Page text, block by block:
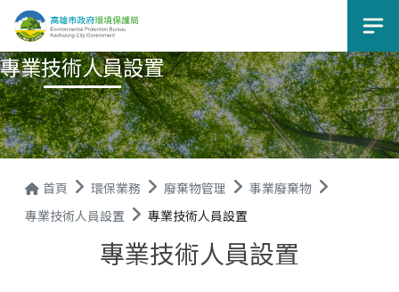
選
專業技術人員設置
首頁 環保業務 廢棄物管理
事業廢棄物
專業技術人員設置
專業技術人員設置
專業技術人員設置